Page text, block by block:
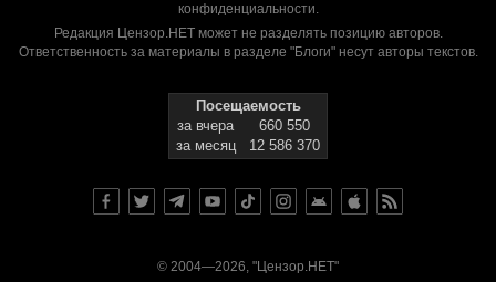
конфиденциальности.
Редакция Цензор.НЕТ может не разделять позицию авторов.
Ответственность за материалы в разделе "Блоги" несут авторы текстов.
Посещаемость
за вчера
660 550
за месяц
12 586 370
© 2004—2026, "Цензор.НЕТ"